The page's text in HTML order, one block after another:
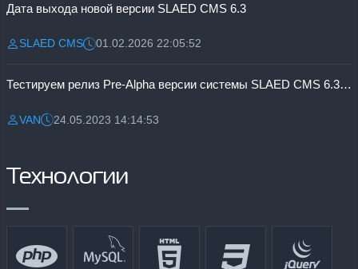
Дата выхода новой версии SLAED CMS 6.3
Разместил:
SLAED CMSДата:01.02.2026 22:05:52
Тестируем релиз Pre-Alpha версии системы SLAED CMS 6.3 Pro
Разместил:
VANДата:24.05.2023 14:14:53
Технологии